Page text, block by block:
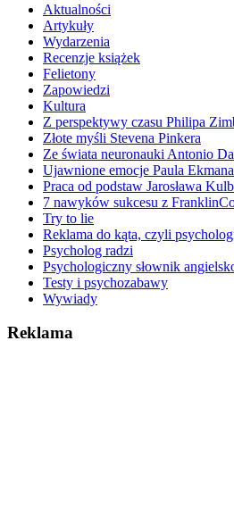
Aktualności
Artykuły
Wydarzenia
Recenzje książek
Felietony
Zapowiedzi
Kultura
Z perspektywy czasu Philipa
Złote myśli Stevena Pinkera
Ze świata neuronauki Antonio
Ujawnione emocje Paula Ekmana
Praca od podstaw Jarosława
7 nawyków sukcesu z
Try to lie
Reklama do kąta, czyli
Psycholog radzi
Psychologiczny słownik
Testy i psychozabawy
Wywiady
Reklama